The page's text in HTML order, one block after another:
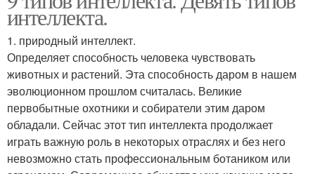
интеллекта.
1. природный интеллект.
Определяет способность человека чувствовать
животных и растений. Эта способность даром в нашем
эволюционном прошлом считалась. Великие
первобытные охотники и собиратели этим даром
обладали. Сейчас этот тип интеллекта продолжает
играть важную роль в некоторых отраслях и без него
невозможно стать профессиональным ботаником или